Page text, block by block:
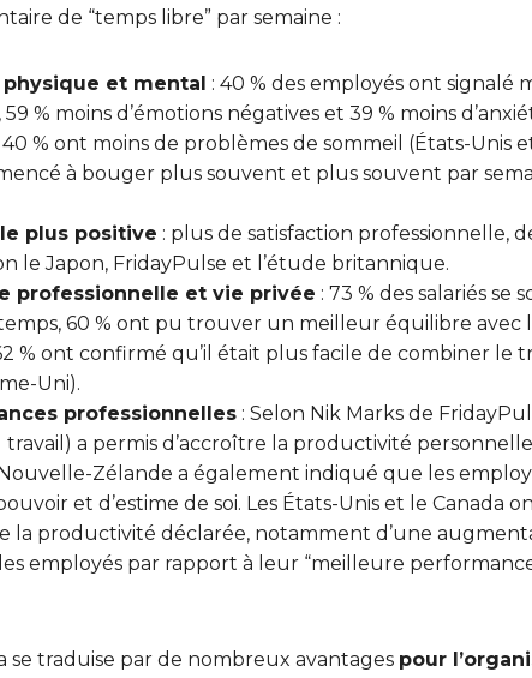
de “temps libre” par semaine :
et mental : 40 % des employés ont signalé
% moins d’émotions négatives et 39 % moins
% ont moins de problèmes de sommeil (États-Unis
à bouger plus souvent et plus souvent par
plus positive : plus de satisfaction professionnelle,
le Japon, FridayPulse et l’étude britannique.
professionnelle et vie privée : 73 % des salariés se
60 % ont pu trouver un meilleur équilibre
% ont confirmé qu’il était plus facile de combiner le
Uni).
professionnelles : Selon Nik Marks de
a permis d’accroître la productivité
Zélande a également indiqué que les
et d’estime de soi. Les États-Unis et le Canada
la productivité déclarée, notamment d’une
employés par rapport à leur “meilleure
se traduise par de nombreux avantages pour